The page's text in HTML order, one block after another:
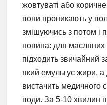
жовтуваті або
вони проникають у
змішуючись з потом і
новина: для масляних
підходить звичайний
який емульгує жири,
вистачить медичного
води. За 5-10 хвилин